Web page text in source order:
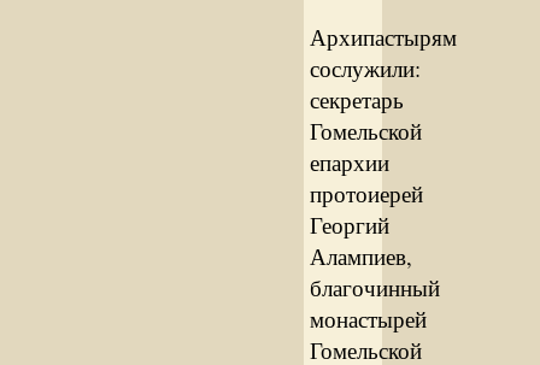
Архипастырям
сослужили:
секретарь
Гомельской
епархии
протоиерей
Георгий
Алампиев,
благочинный
монастырей
Гомельской